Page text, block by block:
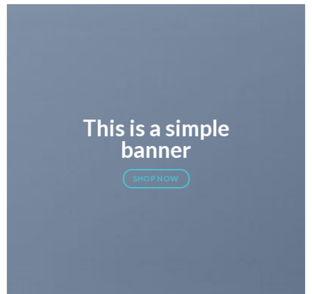
This is a simple
banner
SHOP NOW